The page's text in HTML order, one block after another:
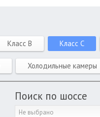
Класс B Класс C
Холодильные камеры
Поиск по шоссе
Не выбрано